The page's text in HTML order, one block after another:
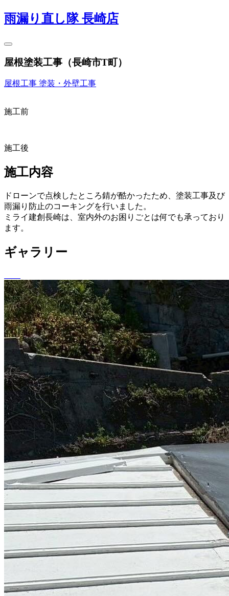
雨漏り直し隊 長崎店
屋根塗装工事（長崎市T町）
屋根工事 塗装・外壁工事
施工前
施工後
施工内容
ドローンで点検したところ錆が酷かったため、塗装工事及び
雨漏り防止のコーキングを行いました。
ミライ建創長崎は、室内外のお困りごとは何でも承っており
ます。
ギャラリー